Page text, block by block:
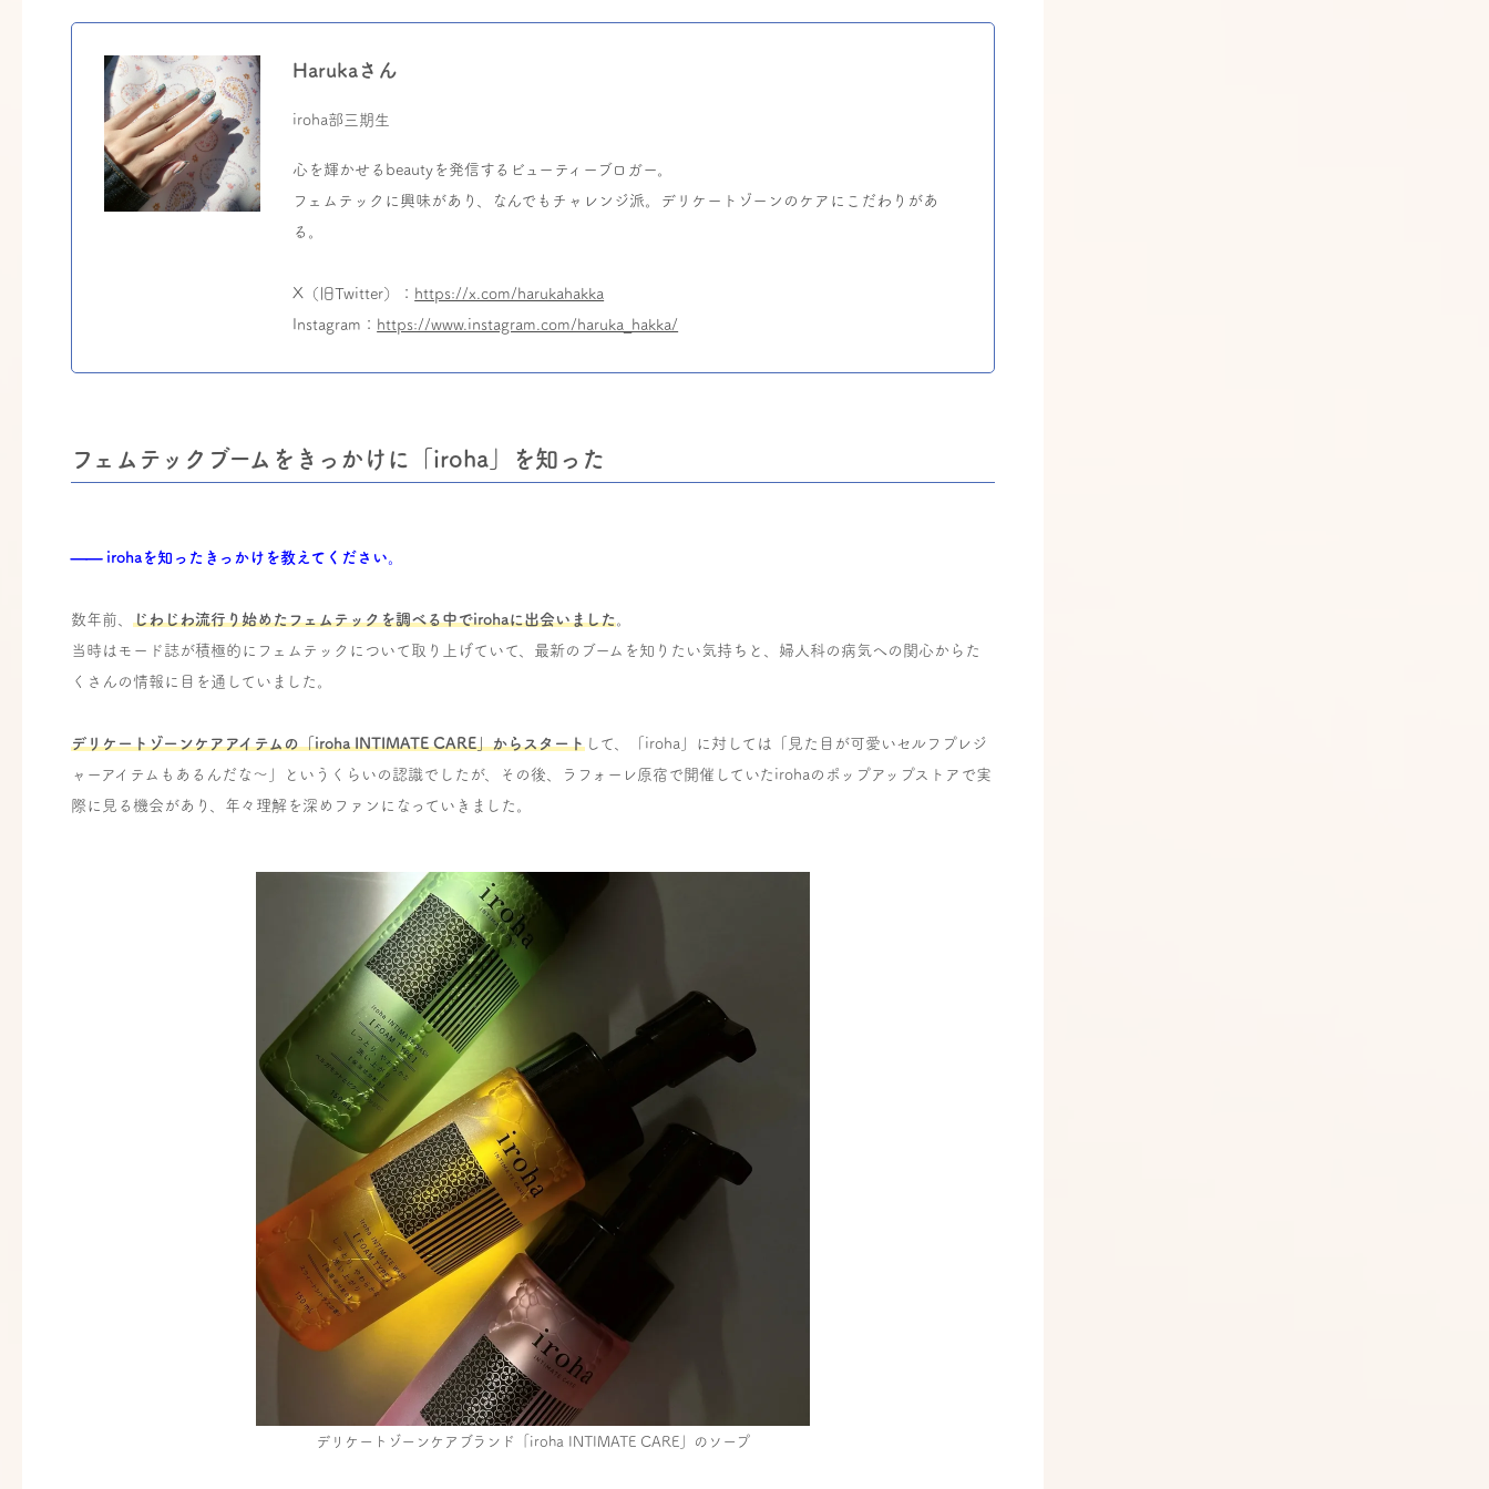
Harukaさん
iroha部三期生
心を輝かせるbeautyを発信するビューティーブロガー。
フェムテックに興味があり、なんでもチャレンジ派。デリケートゾーンのケアにこだわりがあ
る。
X（旧Twitter）： https://x.com/harukahakka
Instagram： https://www.instagram.com/haruka_hakka/
フェムテックブームをきっかけに「iroha」を知った
—— irohaを知ったきっかけを教えてください。
数年前、じわじわ流行り始めたフェムテックを調べる中でirohaに出会いました。
当時はモード誌が積極的にフェムテックについて取り上げていて、最新のブームを知りたい気持ちと、婦人科の病気への関心からた
くさんの情報に目を通していました。
デリケートゾーンケアアイテムの「iroha INTIMATE CARE」からスタート して、「iroha」に対しては「見た目が可愛いセルフプレジ
ャーアイテムもあるんだな〜」というくらいの認識でしたが、その後、ラフォーレ原宿で開催していたirohaのポップアップストアで実
際に見る機会があり、年々理解を深めファンになっていきました。
デリケートゾーンケアブランド「iroha INTIMATE CARE」のソープ